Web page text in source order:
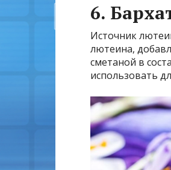
6.
Источник
лютеина,
сметаной в
использовать